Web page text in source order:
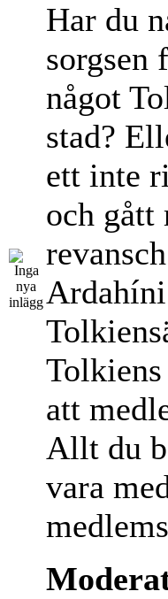
Har du
sorgsen
något
stad?
ett inte
och gått
att
Allt du
vara